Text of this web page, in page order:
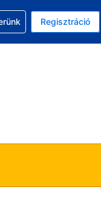
amerikai
nyelv: Magyar
Regisztráció